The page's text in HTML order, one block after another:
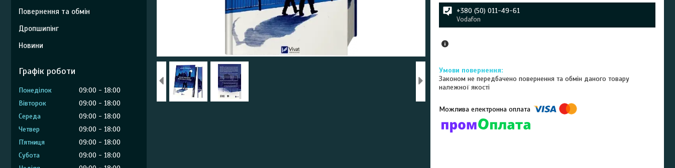
+380 (50) 011-49-61
Vodafon
Законом не передбачено повернення та обмін даного товару
належної якості
Повернення та обмін
Дропшипінг
Новини
Графік роботи
Понеділок 09:00
18:00
Вівторок
09:00
18:00
Середа
09:00
18:00
Четвер
09:00
18:00
Пʼятниця
09:00
18:00
Субота
09:00
18:00